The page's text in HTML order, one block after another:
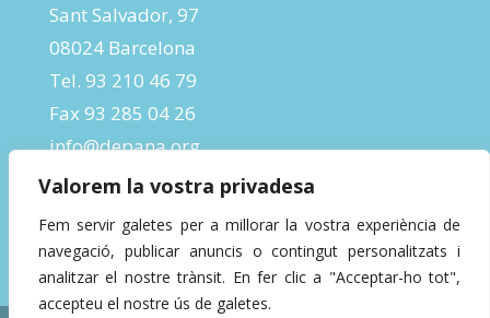
Valorem la vostra privadesa
Fem servir galetes per a millorar la vostra experiència de
navegació, publicar anuncis o contingut personalitzats i
analitzar el nostre trànsit. En fer clic a "Acceptar-ho tot",
accepteu el nostre ús de galetes.
Sant Salvador, 97
08024 Barcelona
Tel. 93 210 46 79
Fax 93 285 04 26
info@depana.org